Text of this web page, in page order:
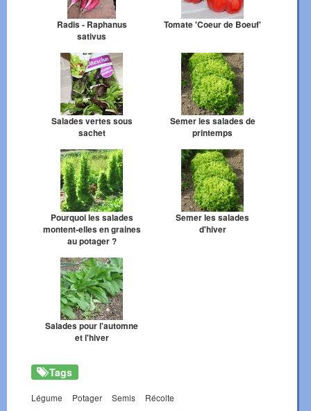
Radis - Raphanus
sativus
Tomate 'Coeur de Boeuf'
Salades vertes sous
sachet
Semer les salades de
printemps
Pourquoi les salades
montent-elles en graines
au potager ?
Semer les salades
d'hiver
Salades pour l'automne
et l'hiver
Tags
Légume Potager Semis Récolte